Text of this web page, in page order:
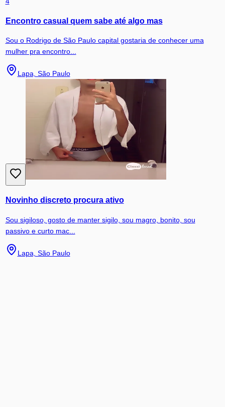
Encontro casual quem sabe até algo mas
Sou o Rodrigo de São Paulo capital gostaria de conhecer uma
mulher pra encontro...
Lapa, São Paulo
Novinho discreto procura ativo
Sou sigiloso, gosto de manter sigilo, sou magro, bonito, sou
passivo e curto mac...
Lapa, São Paulo